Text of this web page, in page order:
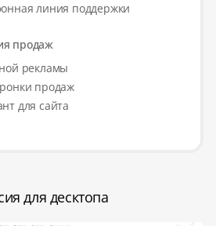
линия поддержки
продаж
рекламы
продаж
для сайта
для десктопа